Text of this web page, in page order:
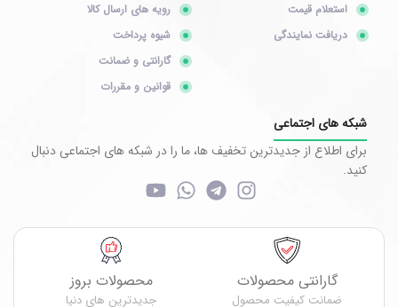
استعلام قیمت
دریافت نمایندگی
رویه های ارسال کالا
شیوه پرداخت
گارانتی و ضمانت
قوانین و مقررات
شبکه های اجتماعی
برای اطلاع از جدیدترین تخفیف ها، ما را در شبکه های اجتماعی دنبال
کنید.
گارانتی محصولات
ضمانت کیفیت محصول
محصولات بروز
جدیدترین های دنیا